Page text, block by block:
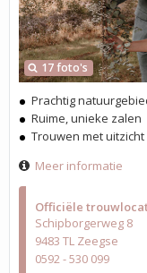
Officiële
Schipborgerweg 8
9483 TL Zeegse
0592 - 530 099
17 foto's
Prachtig
Ruime, unieke zalen
Trouwen met
Meer informatie